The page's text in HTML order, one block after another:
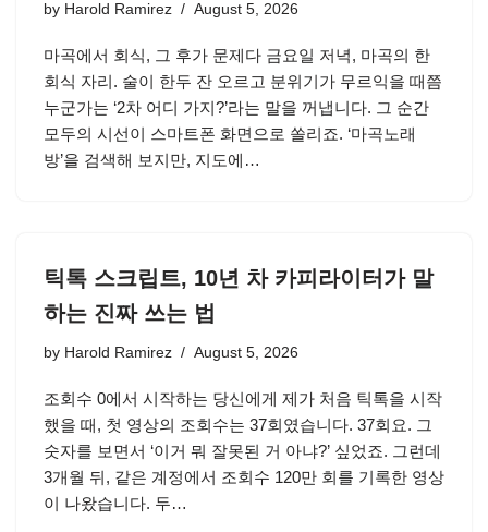
by Harold Ramirez August 5, 2026
마곡에서 회식, 그 후가 문제다 금요일 저녁, 마곡의 한
회식 자리. 술이 한두 잔 오르고 분위기가 무르익을 때쯤
누군가는 ‘2차 어디 가지?’라는 말을 꺼냅니다. 그 순간
모두의 시선이 스마트폰 화면으로 쏠리죠. ‘마곡노래
방’을 검색해 보지만, 지도에…
틱톡 스크립트, 10년 차 카피라이터가 말
하는 진짜 쓰는 법
by Harold Ramirez August 5, 2026
조회수 0에서 시작하는 당신에게 제가 처음 틱톡을 시작
했을 때, 첫 영상의 조회수는 37회였습니다. 37회요. 그
숫자를 보면서 ‘이거 뭐 잘못된 거 아냐?’ 싶었죠. 그런데
3개월 뒤, 같은 계정에서 조회수 120만 회를 기록한 영상
이 나왔습니다. 두…